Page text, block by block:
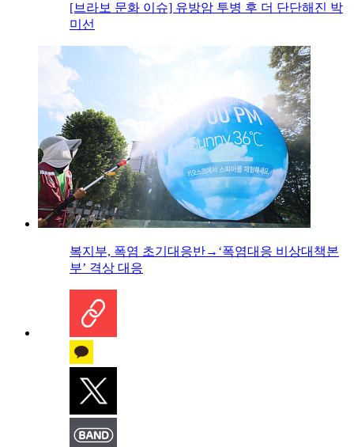
[브라보 문화 이슈] 유방암 투병 후 더 단단해진 박
미선
복지부, 폭염 초기대응반→‘폭염대응 비상대책본
부’ 격상 대응